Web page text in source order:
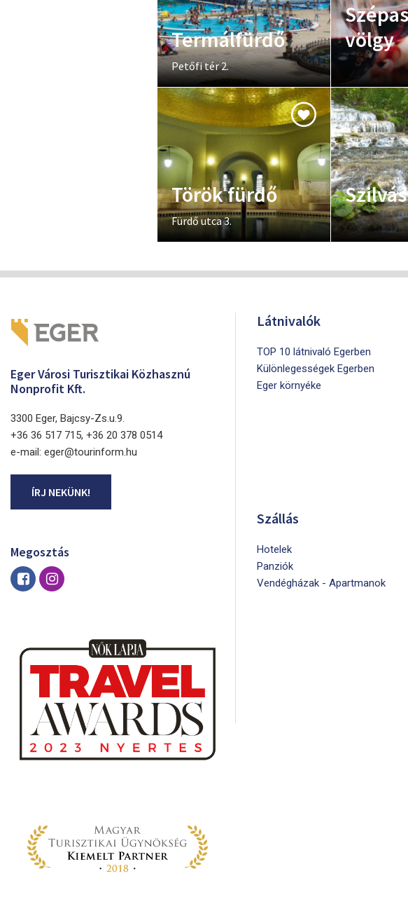
Termálfürdő
Petőfi tér 2.
völgy
Török fürdő
Fürdő utca 3.
Eger Városi Turisztikai Közhasznú
Nonprofit Kft.
3300 Eger, Bajcsy-Zs.u.9.
+36 36 517 715, +36 20 378 0514
e-mail: eger@tourinform.hu
ÍRJ NEKÜNK!
Megosztás
Látnivalók
TOP 10 látnivaló Egerben
Különlegességek Egerben
Eger környéke
Szállás
Hotelek
Panziók
Vendégházak - Apartmanok